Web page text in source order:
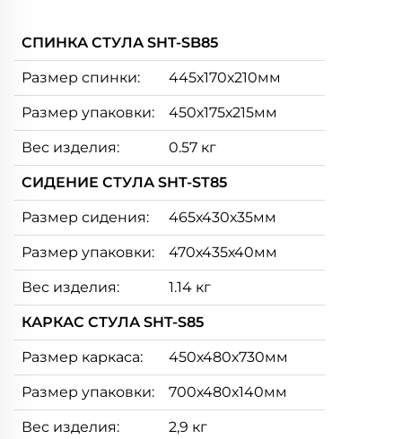
СПИНКА СТУЛА SHT-SB85
Размер спинки: 445х170х210мм
Размер упаковки: 450х175х215мм
Вес изделия: 0.57 кг
СИДЕНИЕ СТУЛА SHT-ST85
Размер сидения: 465х430х35мм
Размер упаковки: 470х435х40мм
Вес изделия: 1.14 кг
КАРКАС СТУЛА SHT-S85
Размер каркаса: 450х480х730мм
Размер упаковки: 700х480х140мм
Вес изделия: 2,9 кг